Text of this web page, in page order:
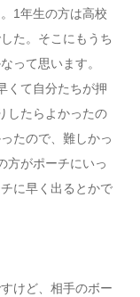
1年生の方は高校
た。そこにもうち
って思います。
くて自分たちが押
したらよかったの
たので、難しかっ
方がポーチにいっ
に早く出るとかで
けど、相手のボー